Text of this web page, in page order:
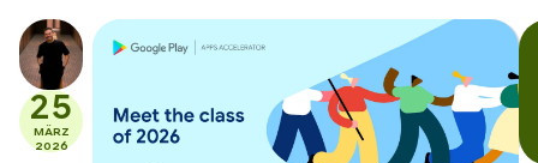
25
MÄRZ
2026